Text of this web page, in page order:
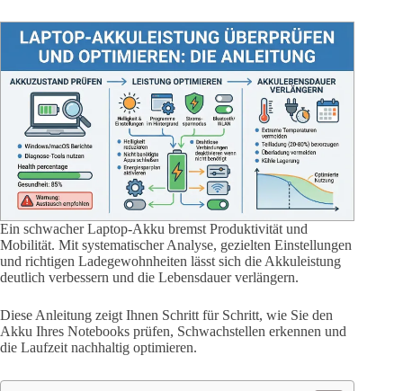
Ein schwacher Laptop-Akku bremst Produktivität und
Mobilität. Mit systematischer Analyse, gezielten Einstellungen
und richtigen Ladegewohnheiten lässt sich die Akkuleistung
deutlich verbessern und die Lebensdauer verlängern.
Diese Anleitung zeigt Ihnen Schritt für Schritt, wie Sie den
Akku Ihres Notebooks prüfen, Schwachstellen erkennen und
die Laufzeit nachhaltig optimieren.